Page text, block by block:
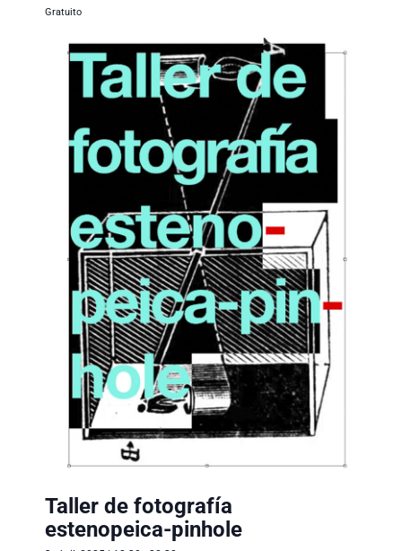
Gratuito
Taller de fotografía
estenopeica-pinhole